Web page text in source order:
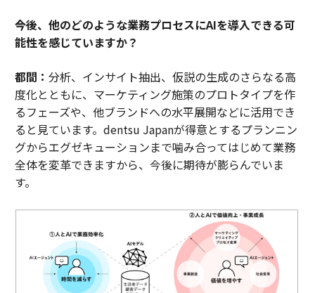
――今後、他のどのような業務プロセスにAIを導入できる可
能性を感じていますか？
都間： 分析、インサイト抽出、仮説の生成のさらなる高
度化とともに、マーケティング施策のプロトタイプを作
るフェーズや、他ブランドへの水平展開などに活用でき
ると見ています。dentsu Japanが得意とするプランニン
グからエグゼキューションまで噛み合ってはじめて業務
全体を変革できますから、今後に期待が膨らんでいま
す。